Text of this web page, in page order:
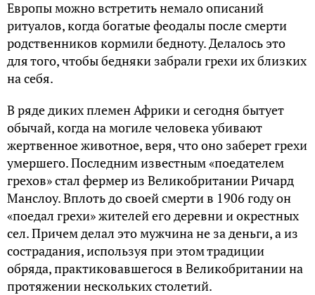
Европы можно встретить немало описаний
ритуалов, когда богатые феодалы после смерти
родственников кормили бедноту. Делалось это
для того, чтобы бедняки забрали грехи их близких
на себя.
В ряде диких племен Африки и сегодня бытует
обычай, когда на могиле человека убивают
жертвенное животное, веря, что оно заберет грехи
умершего. Последним известным «поедателем
грехов» стал фермер из Великобритании Ричард
Манслоу. Вплоть до своей смерти в 1906 году он
«поедал грехи» жителей его деревни и окрестных
сел. Причем делал это мужчина не за деньги, а из
сострадания, используя при этом традиции
обряда, практиковавшегося в Великобритании на
протяжении нескольких столетий.